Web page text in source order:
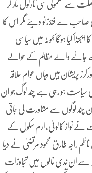
سے معمولی سی تارکول مار کر
صاحب نے فنڈز تو دیئے مگر اس کا
کیا ہوگا کہوٹہ میں سیاسی
جانے والے مظالم کے حوالے
پریشان ہیں وہاں عوام علاقہ
سیاست ہو رہی ہے چند لوگ جو ان
چند لوگوں سے مشاورت لی جاتی
شخصیات نے نواز کالونی، ارم سکول کے
کا سیوریج کا منصوبہ جوکہ سابق ناظم راجہ طارق محمود مرتضیٰ نے دیا
سے ان ندی نالوں میں تجاوزات